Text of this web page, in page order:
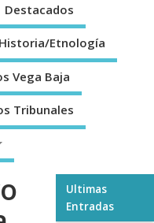
Destacados
Historia/Etnología
Vega Baja
Tribunales
Ultimas
Entradas